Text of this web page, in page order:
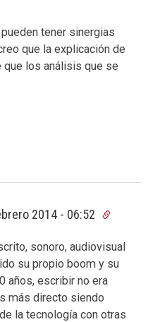
tener sinergias
que la explicación de
los análisis que se
2014 - 06:52
sonoro, audiovisual
su propio boom y su
años, escribir no era
más directo siendo
la tecnología con otras